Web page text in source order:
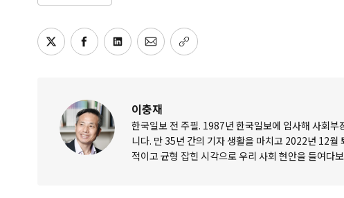
이충재
한국일보 전 주필. 1987년 한국일보에 입사해 사회
니다. 만 35년 간의 기자 생활을 마치고 2022년 12월
적이고 균형 잡힌 시각으로 우리 사회 현안을 들여다